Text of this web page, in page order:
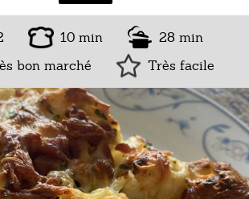
10 min
28 min
bon marché
Très facile